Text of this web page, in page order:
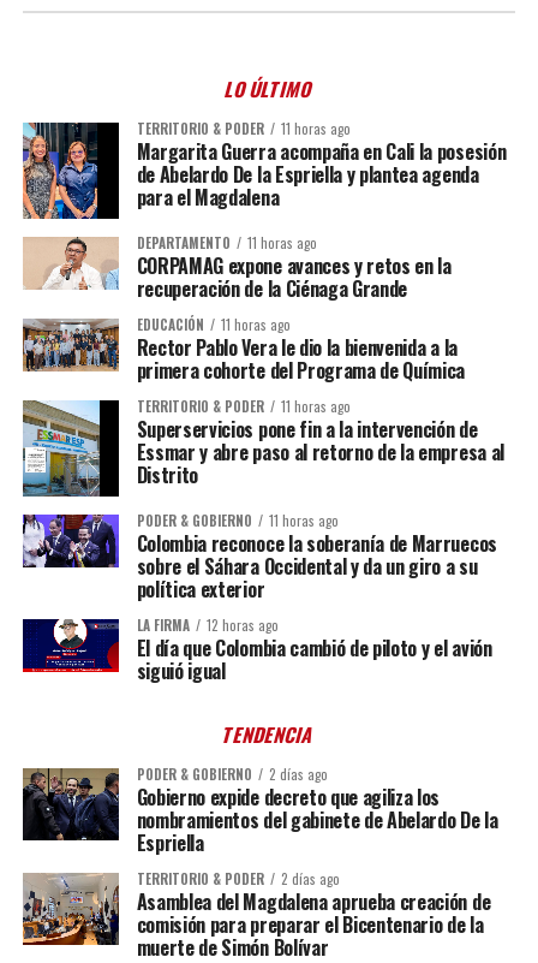
LO ÚLTIMO
TERRITORIO & PODER 11 horas ago
Margarita Guerra acompaña en Cali la posesión
de Abelardo De la Espriella y plantea agenda
para el Magdalena
DEPARTAMENTO 11 horas ago
CORPAMAG expone avances y retos en la
recuperación de la Ciénaga Grande
EDUCACIÓN 11 horas ago
Rector Pablo Vera le dio la bienvenida a la
primera cohorte del Programa de Química
TERRITORIO & PODER 11 horas ago
Superservicios pone fin a la intervención de
Essmar y abre paso al retorno de la empresa al
Distrito
PODER & GOBIERNO 11 horas ago
Colombia reconoce la soberanía de Marruecos
sobre el Sáhara Occidental y da un giro a su
política exterior
LA FIRMA 12 horas ago
El día que Colombia cambió de piloto y el avión
siguió igual
TENDENCIA
PODER & GOBIERNO 2 días ago
Gobierno expide decreto que agiliza los
nombramientos del gabinete de Abelardo De la
Espriella
TERRITORIO & PODER 2 días ago
Asamblea del Magdalena aprueba creación de
comisión para preparar el Bicentenario de la
muerte de Simón Bolívar